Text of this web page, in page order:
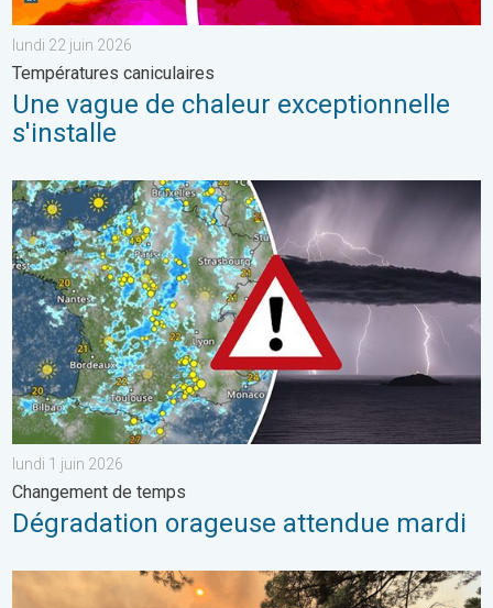
lundi 22 juin 2026
Températures caniculaires
Une vague de chaleur exceptionnelle
s'installe
Dégradation orageuse attendue mardi. Changement de
lundi 1 juin 2026
Changement de temps
Dégradation orageuse attendue mardi
France : incendies monstres et canicule. 116.000 ha